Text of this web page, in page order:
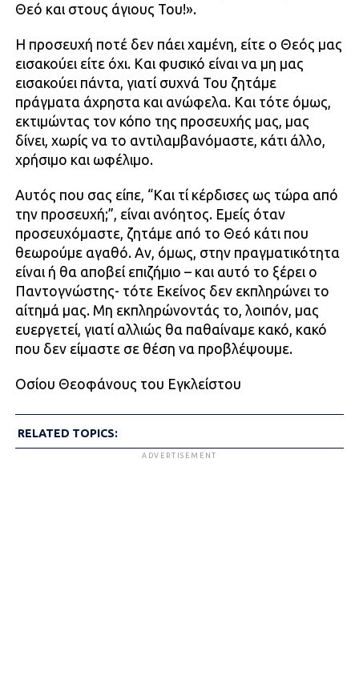
Θεό και στους άγιους Του!».
Η προσευχή ποτέ δεν πάει χαμένη, είτε ο Θεός μας
εισακούει είτε όχι. Και φυσικό είναι να μη μας
εισακούει πάντα, γιατί συχνά Του ζητάμε
πράγματα άχρηστα και ανώφελα. Και τότε όμως,
εκτιμώντας τον κόπο της προσευχής μας, μας
δίνει, χωρίς να το αντιλαμβανόμαστε, κάτι άλλο,
χρήσιμο και ωφέλιμο.
Αυτός που σας είπε, “Και τί κέρδισες ως τώρα από
την προσευχή;”, είναι ανόητος. Εμείς όταν
προσευχόμαστε, ζητάμε από το Θεό κάτι που
θεωρούμε αγαθό. Αν, όμως, στην πραγματικότητα
είναι ή θα αποβεί επιζήμιο – και αυτό το ξέρει ο
Παντογνώστης- τότε Εκείνος δεν εκπληρώνει το
αίτημά μας. Μη εκπληρώνοντάς το, λοιπόν, μας
ευεργετεί, γιατί αλλιώς θα παθαίναμε κακό, κακό
που δεν είμαστε σε θέση να προβλέψουμε.
Οσίου Θεοφάνους του Εγκλείστου
RELATED TOPICS:
ADVERTISEMENT